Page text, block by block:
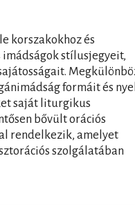
korszakokhoz és
stílusjegyeit,
formáit és
saját liturgikus
bővült orációs
rendelkezik, amelyet
szolgálatában